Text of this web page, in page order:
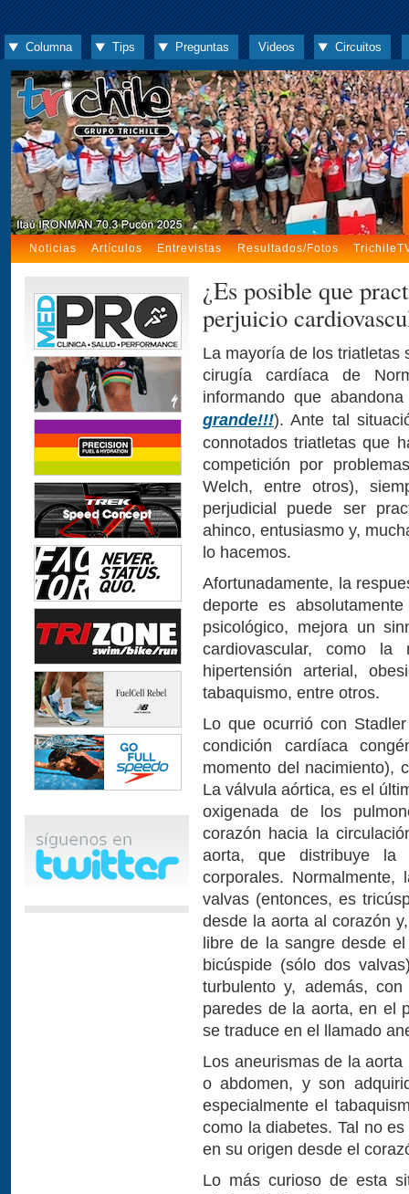
Columna Tips Preguntas Videos Circuitos
Noticias Artículos Entrevistas Resultados/Fotos
¿Es posible que
perjuicio
La mayoría de los triatletas
cirugía cardíaca de
informando que
grande!!!). Ante tal
connotados triatletas que
competición por
Welch, entre otros),
perjudicial puede ser
ahinco, entusiasmo y,
lo hacemos.
Afortunadamente, la
deporte es
psicológico, mejora un
cardiovascular, como
hipertensión arterial,
tabaquismo, entre otros.
Lo que ocurrió con
condición cardíaca
momento del nacimiento),
La válvula aórtica, es el
oxigenada de los
corazón hacia la
aorta, que distribuye la
corporales.
valvas (entonces, es
desde la aorta al corazón
libre de la sangre desde
bicúspide (sólo dos
turbulento y, además,
paredes de la aorta, en el
se traduce en el llamado
Los aneurismas de la
o abdomen, y son
especialmente el
como la diabetes. Tal no
en su origen desde el
Lo más curioso de esta